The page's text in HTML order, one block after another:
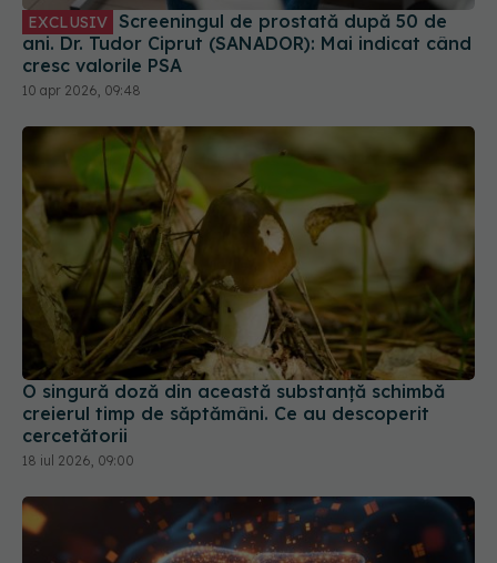
EXCLUSIV
ani. Dr. Tudor Ciprut (SANADOR): Mai indicat când
cresc valorile PSA
10 apr 2026, 09:48
O singură doză din această substanță schimbă
creierul timp de săptămâni. Ce au descoperit
cercetătorii
18 iul 2026, 09:00